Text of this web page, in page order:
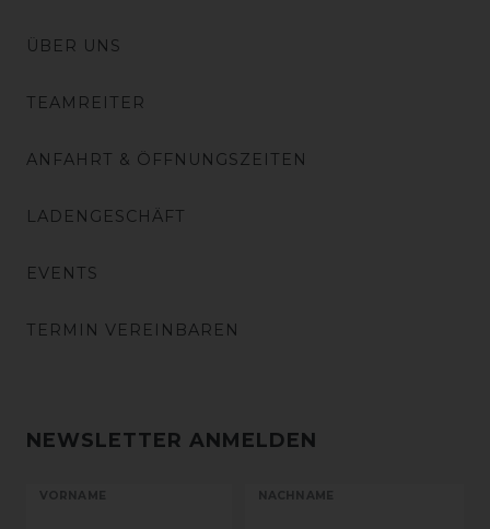
ÜBER UNS
TEAMREITER
ANFAHRT & ÖFFNUNGSZEITEN
LADENGESCHÄFT
EVENTS
TERMIN VEREINBAREN
NEWSLETTER ANMELDEN
VORNAME NACHNAME